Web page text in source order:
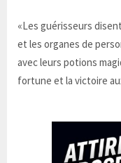
«Les guérisseurs
et les organes de
avec leurs potions
fortune et la victoire